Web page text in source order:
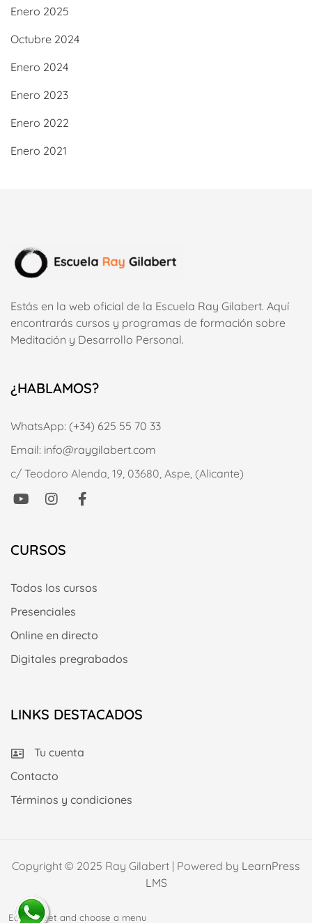
Enero 2025
Octubre 2024
Enero 2024
Enero 2023
Enero 2022
Enero 2021
Estás en la web oficial de la Escuela Ray Gilabert. Aquí
encontrarás cursos y programas de formación sobre
Meditación y Desarrollo Personal.
¿HABLAMOS?
WhatsApp: (+34) 625 55 70 33
Email: info@raygilabert.com
c/ Teodoro Alenda, 19, 03680, Aspe, (Alicante)
CURSOS
Todos los cursos
Presenciales
Online en directo
Digitales pregrabados
LINKS DESTACADOS
Tu cuenta
Contacto
Términos y condiciones
Copyright © 2025 Ray Gilabert | Powered by LearnPress
LMS
Edit widget and choose a menu